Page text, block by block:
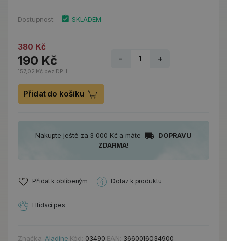
Dostupnost: SKLADEM
380 Kč
190 Kč
157,02 Kč bez DPH
- +
Přidat do košíku
Nakupte ještě za 3 000 Kč a máte
DOPRAVU
ZDARMA!
Přidat k oblíbeným Dotaz k produktu
Hlídací pes
Značka: Aladine Kód: 03490 EAN: 3660016034900